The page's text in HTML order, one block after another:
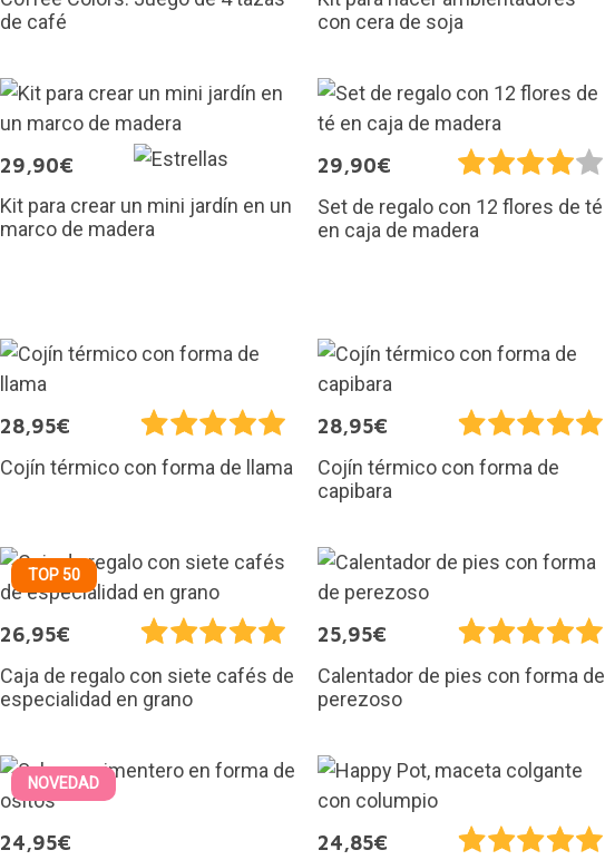
de café
con cera de soja
29,90€
Kit para crear un mini jardín en un
marco de madera
29,90€
Set de regalo con 12 flores de té
en caja de madera
28,95€
Cojín térmico con forma de llama
28,95€
Cojín térmico con forma de
capibara
TOP 50
26,95€
Caja de regalo con siete cafés de
especialidad en grano
25,95€
Calentador de pies con forma de
perezoso
NOVEDAD
24,95€ 24,85€